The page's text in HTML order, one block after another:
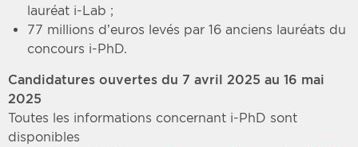
lauréat i-Lab ;
77 millions d’euros levés par 16 anciens lauréats du
concours i-PhD.
Candidatures ouvertes du 7 avril 2025 au 16 mai
2025
Toutes les informations concernant i-PhD sont
disponibles